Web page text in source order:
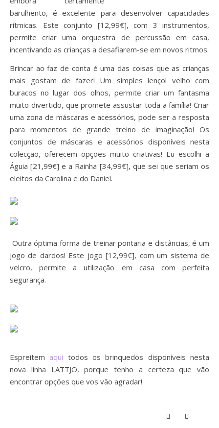
barulhento, é excelente para desenvolver capacidades
rítmicas. Este conjunto [12,99€], com 3 instrumentos,
permite criar uma orquestra de percussão em casa,
incentivando as crianças a desafiarem-se em novos ritmos.
Brincar ao faz de conta é uma das coisas que as crianças
mais gostam de fazer! Um simples lençol velho com
buracos no lugar dos olhos, permite criar um fantasma
muito divertido, que promete assustar toda a família! Criar
uma zona de máscaras e acessórios, pode ser a resposta
para momentos de grande treino de imaginação! Os
conjuntos de máscaras e acessórios disponíveis nesta
colecção, oferecem opções muito criativas! Eu escolhi a
Águia [21,99€] e a Rainha [34,99€], que sei que seriam os
eleitos da Carolina e do Daniel.
Outra óptima forma de treinar pontaria e distâncias, é um
jogo de dardos! Este jogo [12,99€], com um sistema de
velcro, permite a utilização em casa com perfeita
segurança.
Espreitem aqui todos os brinquedos disponíveis nesta
nova linha LATTJO, porque tenho a certeza que vão
encontrar opções que vos vão agradar!